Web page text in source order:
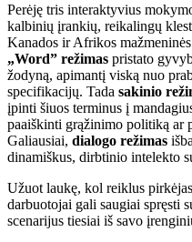
Perėję tris interaktyvius
kalbinių įrankių, reikalingų
Kanados ir Afrikos
„Word” režimas pristato
žodyną, apimantį viską nuo
specifikacijų. Tada sakinio
įpinti šiuos terminus į
paaiškinti grąžinimo politiką ar
Galiausiai, dialogo režimas
dinamiškus, dirbtinio intelekto
Užuot laukę, kol reiklus
darbuotojai gali saugiai spręsti
scenarijus tiesiai iš savo